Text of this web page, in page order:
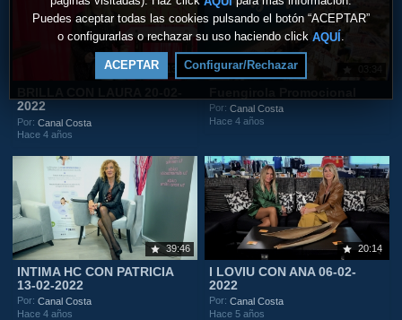
Puedes aceptar todas las cookies pulsando el botón “ACEPTAR”
o configurarlas o rechazar su uso haciendo click AQUÍ .
ACEPTAR Configurar/Rechazar
13:10
2022
Por:Canal Costa
Hace 4 años
Por:Canal Costa
Hace 4 años
39:46
INTIMA HC CON PATRICIA
13-02-2022
Por:Canal Costa
Hace 4 años
20:14
I LOVIU CON ANA 06-02-
2022
Por:Canal Costa
Hace 5 años